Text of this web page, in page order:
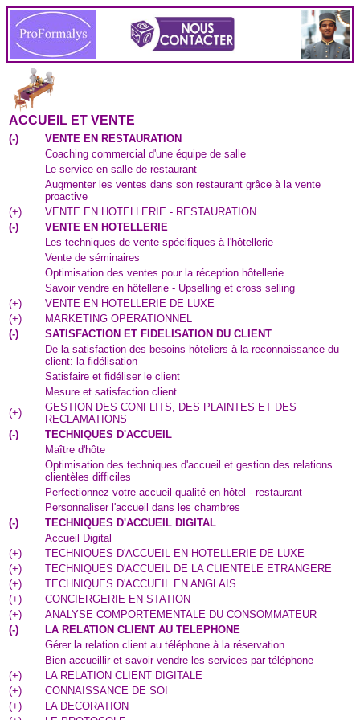
ACCUEIL ET VENTE
(-)
VENTE EN RESTAURATION
Coaching commercial d'une équipe de salle
Le service en salle de restaurant
Augmenter les ventes dans son restaurant grâce à la vente
proactive
(+)
VENTE EN HOTELLERIE - RESTAURATION
(-)
VENTE EN HOTELLERIE
Les techniques de vente spécifiques à l'hôtellerie
Vente de séminaires
Optimisation des ventes pour la réception hôtellerie
Savoir vendre en hôtellerie - Upselling et cross selling
(+)
VENTE EN HOTELLERIE DE LUXE
(+)
MARKETING OPERATIONNEL
(-)
SATISFACTION ET FIDELISATION DU CLIENT
De la satisfaction des besoins hôteliers à la reconnaissance du
client: la fidélisation
Satisfaire et fidéliser le client
Mesure et satisfaction client
(+)
GESTION DES CONFLITS, DES PLAINTES ET DES
RECLAMATIONS
(-)
TECHNIQUES D'ACCUEIL
Maître d'hôte
Optimisation des techniques d'accueil et gestion des relations
clientèles difficiles
Perfectionnez votre accueil-qualité en hôtel - restaurant
Personnaliser l'accueil dans les chambres
(-)
TECHNIQUES D'ACCUEIL DIGITAL
Accueil Digital
(+)
TECHNIQUES D'ACCUEIL EN HOTELLERIE DE LUXE
(+)
TECHNIQUES D'ACCUEIL DE LA CLIENTELE ETRANGERE
(+)
TECHNIQUES D'ACCUEIL EN ANGLAIS
(+)
CONCIERGERIE EN STATION
(+)
ANALYSE COMPORTEMENTALE DU CONSOMMATEUR
(-)
LA RELATION CLIENT AU TELEPHONE
Gérer la relation client au téléphone à la réservation
Bien accueillir et savoir vendre les services par téléphone
(+)
LA RELATION CLIENT DIGITALE
(+)
CONNAISSANCE DE SOI
(+)
LA DECORATION